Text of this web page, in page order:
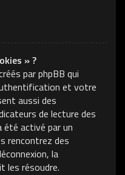
» ?
par phpBB qui
et votre
aussi des
de lecture des
été activé par un
rencontrez des
la
les résoudre.